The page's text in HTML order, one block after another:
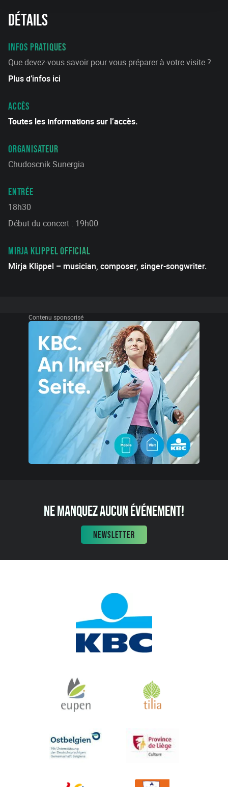
Détails
INFOS PRATIQUES
Que devez-vous savoir pour vous préparer à votre visite ?
Plus d’infos ici
ACCÈS
Toutes les informations sur l’accès.
ORGANISATEUR
Chudoscnik Sunergia
ENTRÉE
18h30
Début du concert : 19h00
MIRJA KLIPPEL OFFICIAL
Mirja Klippel – musician, composer, singer-songwriter.
Contenu sponsorisé
NE MANQUEZ AUCUN ÉVÉNEMENT!
NEWSLETTER